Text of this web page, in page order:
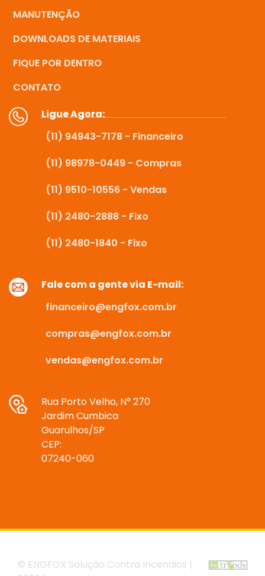
MANUTENÇÃO
DOWNLOADS DE MATERIAIS
FIQUE POR DENTRO
CONTATO
Ligue Agora:
(11) 94943-7178 - Financeiro
(11) 98978-0449 - Compras
(11) 9510-10556 - Vendas
(11) 2480-2888 - Fixo
(11) 2480-1840 - Fixo
Fale com a gente via E-mail:
financeiro@engfox.com.br
compras@engfox.com.br
vendas@engfox.com.br
Rua Porto Velho, N° 270
Jardim Cumbica
Guarulhos/SP
CEP:
07240-060
© ENGFOX Solução Contra Incendios |